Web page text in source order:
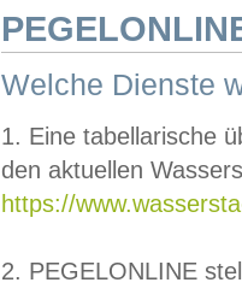
Welche Dienste
1. Eine tabellarische
den aktuellen
https://
2. PEGELONLINE